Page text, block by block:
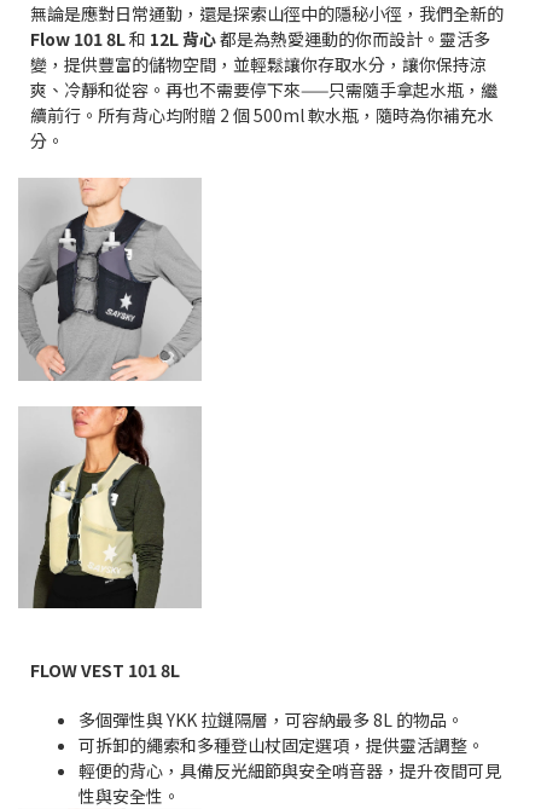
無論是應對日常通勤，還是探索山徑中的隱秘小徑，我們全新的
Flow 101 8L和 12L背心都是為熱愛運動的你而設計。靈活多
變，提供豐富的儲物空間，並輕鬆讓你存取水分，讓你保持涼
爽、冷靜和從容。再也不需要停下來——只需隨手拿起水瓶，繼
續前行。所有背心均附贈 2 個500ml軟水瓶，隨時為你補充水
分。
FLOW VEST 101 8L
多個彈性與YKK 拉鏈隔層，可容納最多8L 的物品。
可拆卸的繩索和多種登山杖固定選項，提供靈活調整。
輕便的背心，具備反光細節與安全哨音器，提升夜間可見
性與安全性。